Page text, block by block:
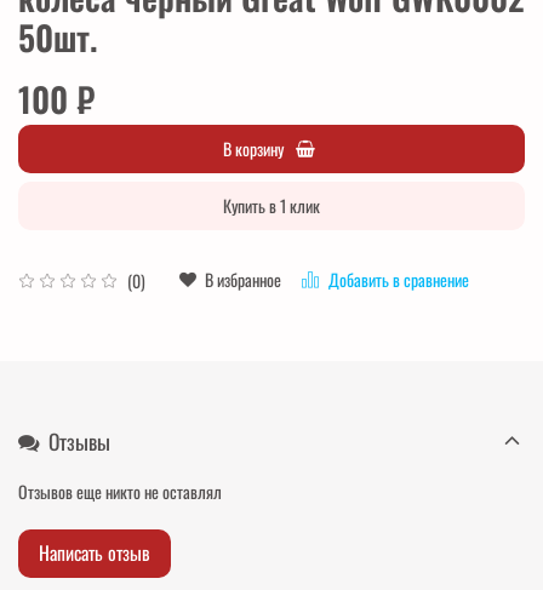
50шт.
(0) В избранное Добавить в сравнение
100 ₽
В корзину
Купить в 1 клик
Отзывы
Отзывов еще никто не оставлял
Написать отзыв